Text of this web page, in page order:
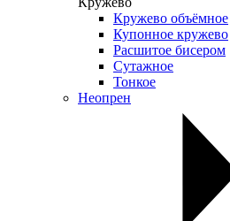
Кружево объёмное
Купонное кружево
Расшитое бисером
Сутажное
Тонкое
Неопрен